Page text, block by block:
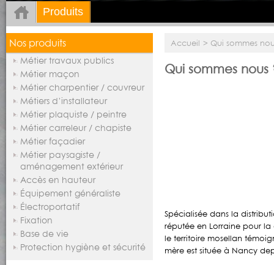
Produits
Accueil > Qui sommes
Qui sommes nous
Spécialisée dans la
réputée en Lorraine pour la
le territoire mosellan
mère est située à Nancy
Nos produits
Métier travaux publics
Métier maçon
Métier charpentier / couvreur
Métiers d’installateur
Métier plaquiste / peintre
Métier carreleur / chapiste
Métier façadier
Métier paysagiste /
aménagement extérieur
Accès en hauteur
Équipement généraliste
Électroportatif
Fixation
Base de vie
Protection hygiène et sécurité